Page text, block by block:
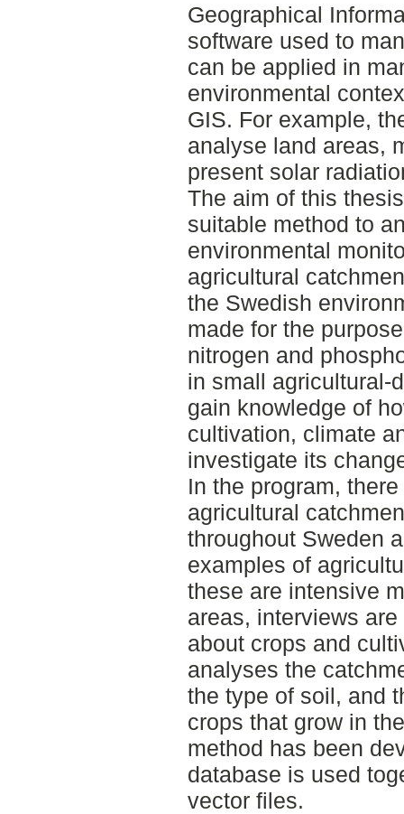
Geographical
software used to
can be applied in
environmental
GIS. For example,
analyse land areas,
present solar
The aim of this
suitable method to
environmental
agricultural
the Swedish
made for the
nitrogen and
in small agricultural-
gain knowledge of
cultivation, climate
investigate its
In the program,
agricultural
throughout Sweden
examples of
these are intensive
areas, interviews
about crops and
analyses the
the type of soil, and
crops that grow in
method has been
database is used
vector files.